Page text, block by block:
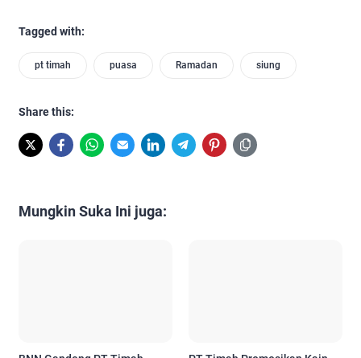
Tagged with:
pt timah puasa Ramadan siung
Share this:
Mungkin Suka Ini juga: